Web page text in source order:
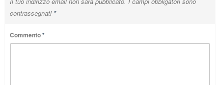
contrassegnati *
Commento*